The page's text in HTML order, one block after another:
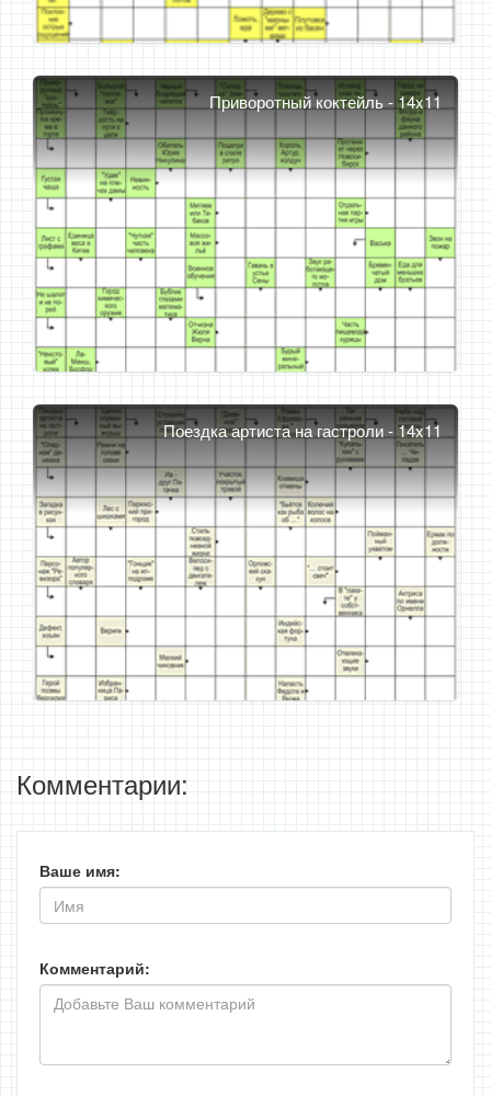
Приворотный коктейль - 14x11
Поездка артиста на гастроли - 14x11
Комментарии:
Ваше имя:
Комментарий: